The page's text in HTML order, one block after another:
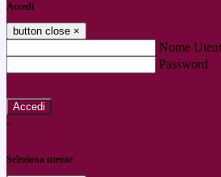
Accedi
button close ×
Nome
Password
-
Seleziona utente